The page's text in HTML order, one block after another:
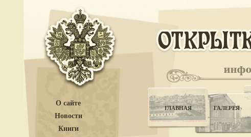
О сайте
Новости
Книги
ГЛАВНАЯ ГАЛЕРЕЯ